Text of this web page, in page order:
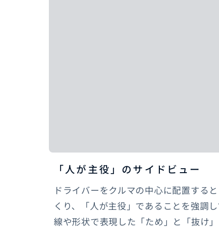
「人が主役」のサイドビュー
ドライバーをクルマの中心に配置する
くり、「人が主役」であることを強調
線や形状で表現した「ため」と「抜け